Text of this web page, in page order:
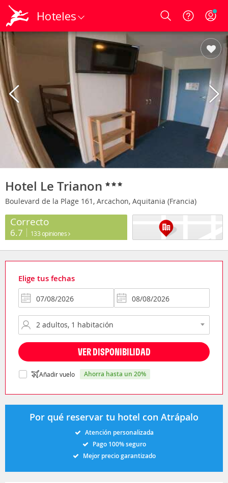
Hoteles Login
Hotel Le Trianon
Boulevard de la Plage 161, Arcachon, Aquitania (Francia)
Correcto
6.7 133 opiniones
Elige tus fechas
VER DISPONIBILIDAD
Añadir vuelo ahorra hasta un 20%
Por qué reservar tu hotel con Atrápalo
Atención personalizada
Pago 100% seguro
Mejor precio garantizado